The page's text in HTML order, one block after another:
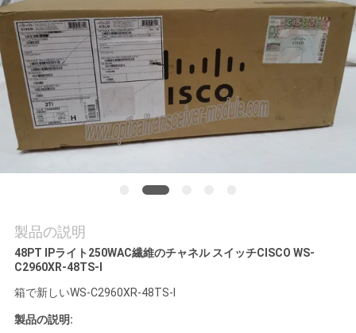
ツ
ア
ー
品
質
理
連
絡
製品の説明
48PT IPライト250WAC繊維のチャネル スイッチCISCO WS-
C2960XR-48TS-I
箱で新しいWS-C2960XR-48TS-I
製品の説明: